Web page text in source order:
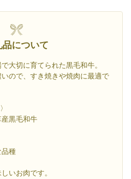
品について
大切に育てられた黒毛和牛。
ので、すき焼きや焼肉に最適で
黒毛和牛
品種
いお肉です。